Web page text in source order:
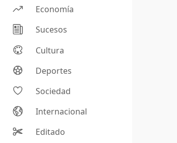
Economía
Sucesos
Cultura
Deportes
Sociedad
Internacional
Editado